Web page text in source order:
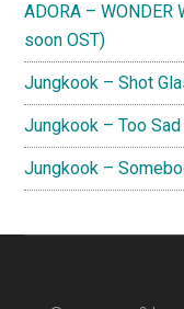
ADORA – WONDER
soon OST)
Jungkook – Shot
Jungkook – Too
Jungkook –